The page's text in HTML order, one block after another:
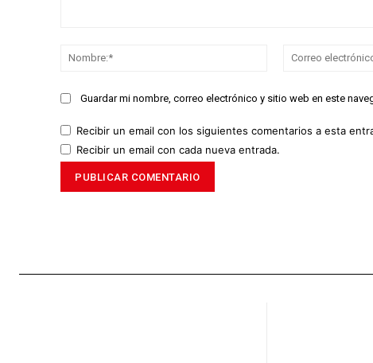
Nombre:*
Guardar mi nombre, correo electrónico y sitio web en este
Recibir un email con los siguientes comentarios a esta
Recibir un email con cada nueva entrada.